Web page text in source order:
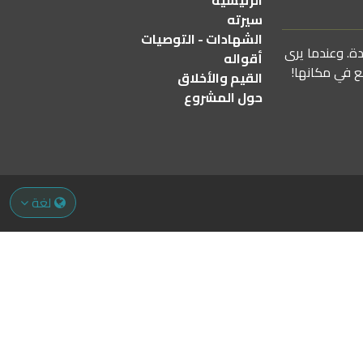
وعندما يرى
في مكانها!
سيرته
الشهادات - التوصيات
أقواله
القيم والأخلاق
حول المشروع
لغة